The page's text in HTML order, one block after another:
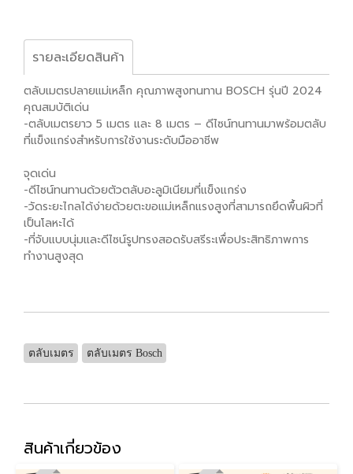
รายละเอียดสินค้า
ตลับเมตรปลายแม่เหล็ก คุณภาพสูงทนทาน BOSCH รุ่นปี 2024
คุณสมบัติเด่น
-ตลับเมตรยาว 5 เมตร และ 8 เมตร – ดีไซน์ทนทานมาพร้อมตลับ
ที่แข็งแกร่งสำหรับการใช้งานระดับมืออาชีพ
จุดเด่น
-ดีไซน์ทนทานด้วยตัวตลับอะลูมิเนียมที่แข็งแกร่ง
-วัดระยะไกลได้ง่ายด้วยตะขอแม่เหล็กแรงสูงที่สามารถยึดพื้นผิวที่
เป็นโลหะได้
-ที่จับแบบนุ่มและดีไซน์รูปทรงสอดรับสรีระเพื่อประสิทธิภาพการ
ทำงานสูงสุด
ตลับเมตร ตลับเมตร Bosch
สินค้าเกี่ยวข้อง